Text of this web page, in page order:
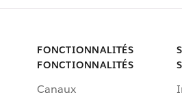
FONCTIONNALITÉS
FONCTIONNALITÉS
Canaux